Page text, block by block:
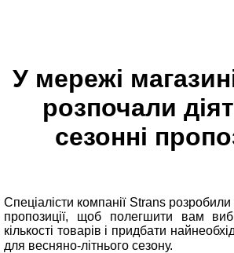
У мережі
розпочали
сезонні
Спеціалісти компанії Strans
пропозиції, щоб полегшити вам
кількості товарів і придбати
для весняно-літнього сезону.⠀